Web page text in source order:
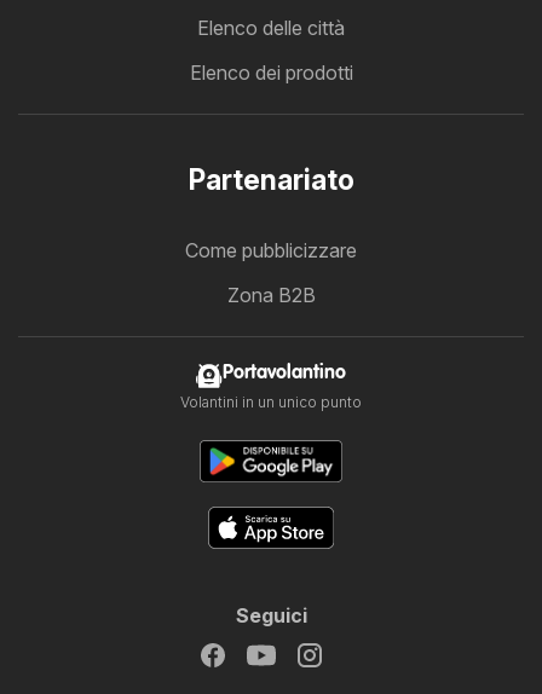
Elenco delle città
Elenco dei prodotti
Partenariato
Come pubblicizzare
Zona B2B
Portavolantino
Volantini in un unico punto
Seguici